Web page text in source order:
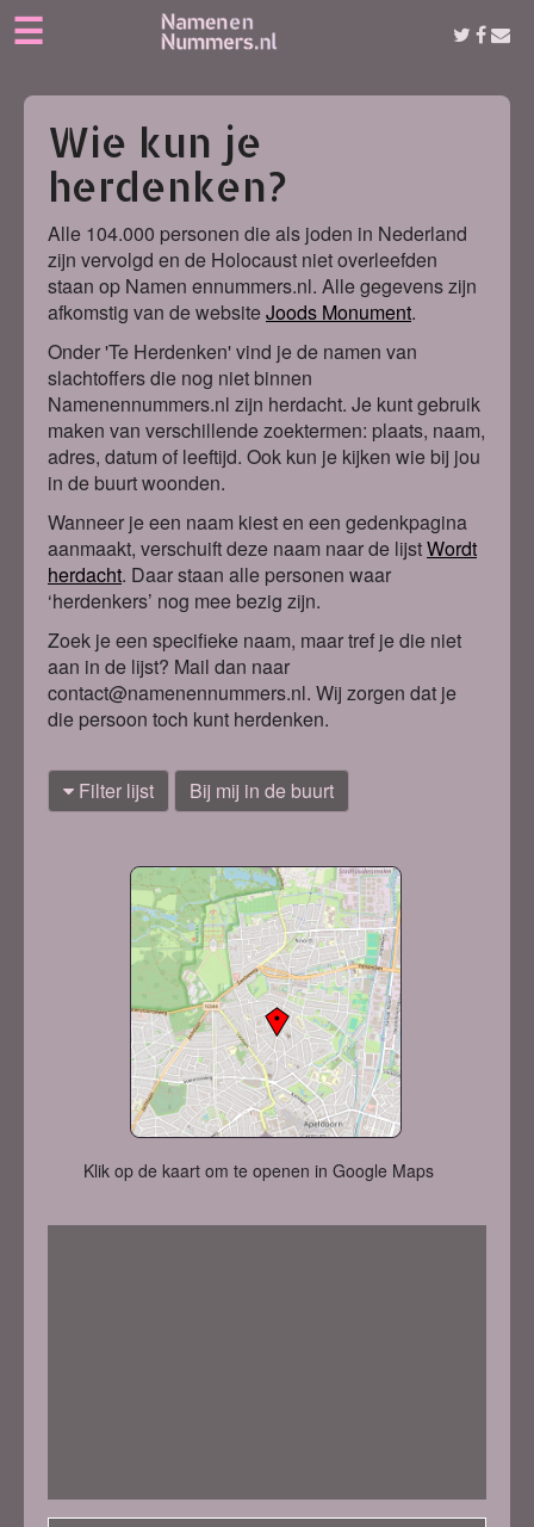
☰
Wie kun je
herdenken?
Alle 104.000 personen die als joden in Nederland
zijn vervolgd en de Holocaust niet overleefden
staan op Namen ennummers.nl. Alle gegevens zijn
afkomstig van de websiteJoods Monument.
Onder 'Te Herdenken' vind je de namen van
slachtoffers die nog niet binnen
Namenennummers.nl zijn herdacht. Je kunt gebruik
maken van verschillende zoektermen: plaats, naam,
adres, datum of leeftijd. Ook kun je kijken wie bij jou
in de buurt woonden.
Wanneer je een naam kiest en een gedenkpagina
aanmaakt, verschuift deze naam naar de lijstWordt
herdacht. Daar staan alle personen waar
‘herdenkers’ nog mee bezig zijn.
Zoek je een specifieke naam, maar tref je die niet
aan in de lijst? Mail dan naar
contact@namenennummers.nl. Wij zorgen dat je
die persoon toch kunt herdenken.
Filter lijst Bij mij in de buurt
Klik op de kaart om te openen in Google Maps